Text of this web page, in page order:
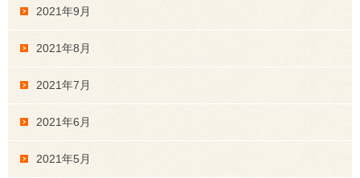
2021年9月
2021年8月
2021年7月
2021年6月
2021年5月